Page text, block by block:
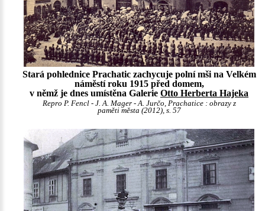
Stará pohlednice Prachatic zachycuje polní mši na Velkém
náměstí roku 1915 před domem,
v němž je dnes umístěna Galerie Otto Herberta Hajeka
Repro P. Fencl - J. A. Mager - A. Jurčo, Prachatice : obrazy z
paměti města (2012), s. 57